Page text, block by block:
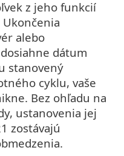
z jeho funkcií
Ukončenia
alebo
dátum
stanovený
cyklu, vaše
Bez ohľadu na
ustanovenia jej
zostávajú